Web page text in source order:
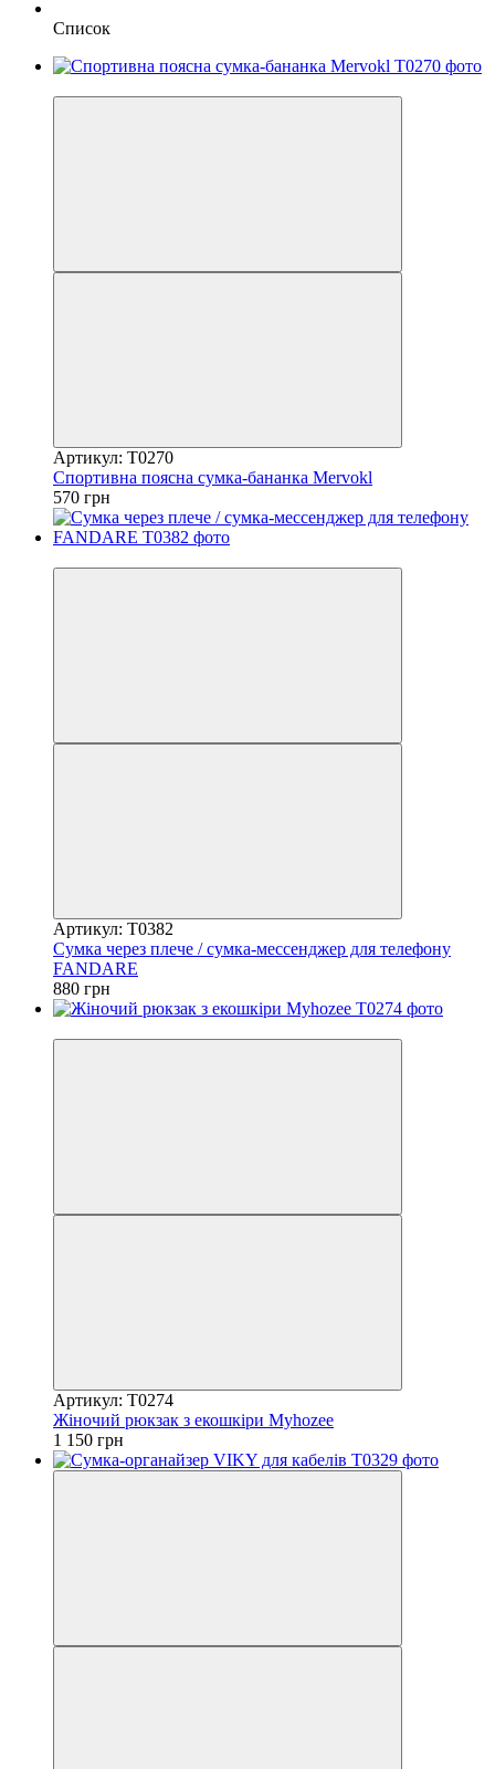
Список
Артикул: Т0270
Спортивна поясна сумка-бананка Mervokl
570 грн
Артикул: T0382
Сумка через плече / сумка-мессенджер для телефону
FANDARE
880 грн
Артикул: Т0274
Жіночий рюкзак з екошкіри Myhozee
1 150 грн